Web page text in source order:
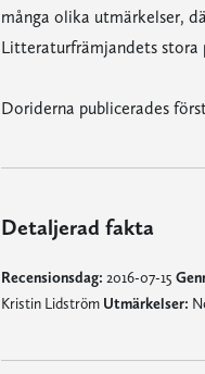
många olika utmärkelser,
Litteraturfrämjandets stora
Doriderna publicerades
Detaljerad fakta
Recensionsdag: 2016-07-15
Kristin Lidström Utmärkelser: